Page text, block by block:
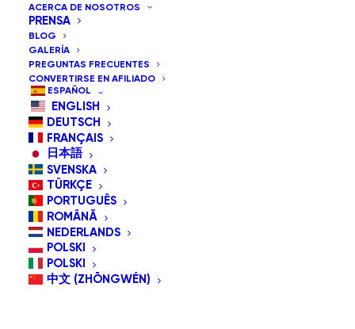
ACERCA DE NOSOTROS
PRENSA
BLOG
GALERÍA
PREGUNTAS FRECUENTES
CONVERTIRSE EN AFILIADO
ESPAÑOL
ENGLISH
DEUTSCH
FRANÇAIS
日本語
SVENSKA
TÜRKÇE
PORTUGUÊS
ROMÂNĂ
NEDERLANDS
POLSKI
POLSKI
中文 (ZHŌNGWÉN)